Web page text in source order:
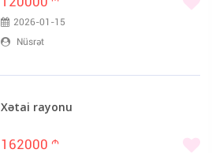
2026-01-15
Nüsrət
Xətai rayonu
162000 m